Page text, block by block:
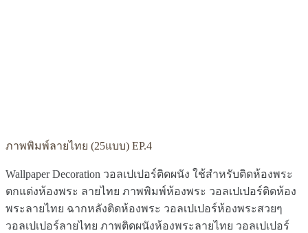
ภาพพิมพ์ลายไทย (25แบบ) EP.4
Wallpaper Decoration วอลเปเปอร์ติดผนัง ใช้สำหรับติดห้องพระ
ตกแต่งห้องพระ ลายไทย ภาพพิมพ์ห้องพระ วอลเปเปอร์ติดห้อง
พระลายไทย ฉากหลังติดห้องพระ วอลเปเปอร์ห้องพระสวยๆ
วอลเปเปอร์ลายไทย ภาพติดผนังห้องพระลายไทย วอลเปเปอร์